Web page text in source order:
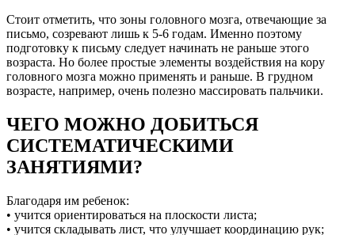
Стоит отметить, что зоны головного мозга, отвечающие за
письмо, созревают лишь к 5-6 годам. Именно поэтому
подготовку к письму следует начинать не раньше этого
возраста. Но более простые элементы воздействия на кору
головного мозга можно применять и раньше. В грудном
возрасте, например, очень полезно массировать пальчики.
ЧЕГО МОЖНО ДОБИТЬСЯ
СИСТЕМАТИЧЕСКИМИ
ЗАНЯТИЯМИ?
Благодаря им ребенок:
• учится ориентироваться на плоскости листа;
• учится складывать лист, что улучшает координацию рук;